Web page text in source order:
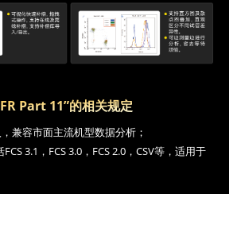
Part 11”的相关规定
兼容市面主流机型数据分析；
3.1，FCS 3.0，FCS 2.0，CSV等，适用于